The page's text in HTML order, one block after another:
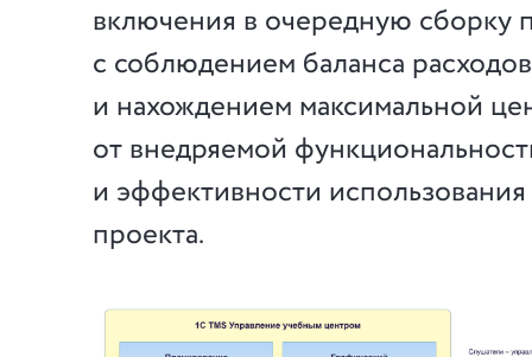
включения в очередную сборку
с соблюдением баланса
и нахождением максимальной
от внедряемой
и эффективности
проекта.